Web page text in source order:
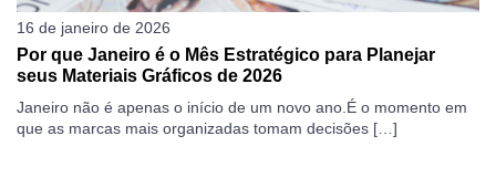
16 de janeiro de 2026
Por que Janeiro é o Mês Estratégico para Planejar
seus Materiais Gráficos de 2026
Janeiro não é apenas o início de um novo ano.É o momento em
que as marcas mais organizadas tomam decisões […]